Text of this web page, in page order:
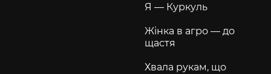
Я — Куркуль
Жінка в агро — до
щастя
Хвала рукам, що